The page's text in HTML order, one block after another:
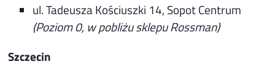
ul. Tadeusza Kościuszki 14, Sopot Centrum
(Poziom 0, w pobliżu sklepu Rossman)
Szczecin